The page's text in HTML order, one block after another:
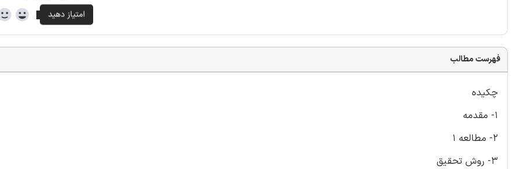
فهرست مطالب
چکیده
1- مقدمه
2- مطالعه 1
3- روش تحقیق